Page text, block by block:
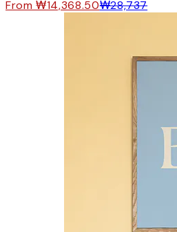
From ₩14,368.50₩28,737